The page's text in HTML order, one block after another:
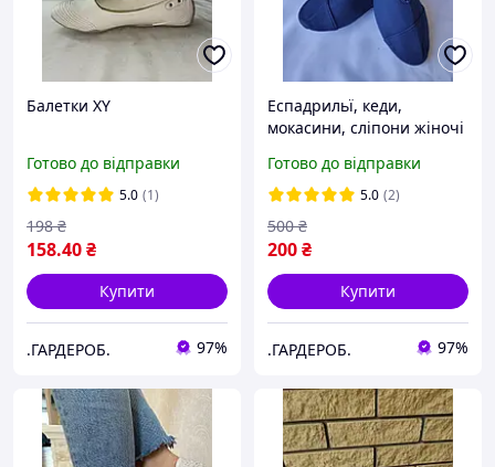
Балетки XY
Готово до відправки
5.0 (1)
158.40₴
198 ₴
Купити
.ГАРДЕРОБ. 97%
Еспадрильї, кеди,
мокасини, сліпони жіночі
Готово до відправки
5.0 (2)
200₴
500 ₴
Купити
.ГАРДЕРОБ. 97%